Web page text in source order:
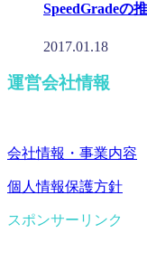
SpeedGradeの
2017.01.18
運営会社情報
会社情報・事業内容
個人情報保護方針
スポンサーリンク